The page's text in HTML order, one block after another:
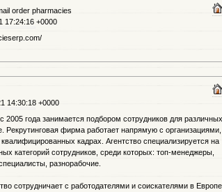
order pharmacies
17:24:16 +0000
14:30:18 +0000
2005 года занимается подбором сотрудников для различных
Рекрутинговая фирма работает напрямую с организациями,
кадрах. Агентство специализируется на
категорий сотрудников, среди которых: топ-менеджеры,
разнорабочие.
сотрудничает с работодателями и соискателями в Европе.